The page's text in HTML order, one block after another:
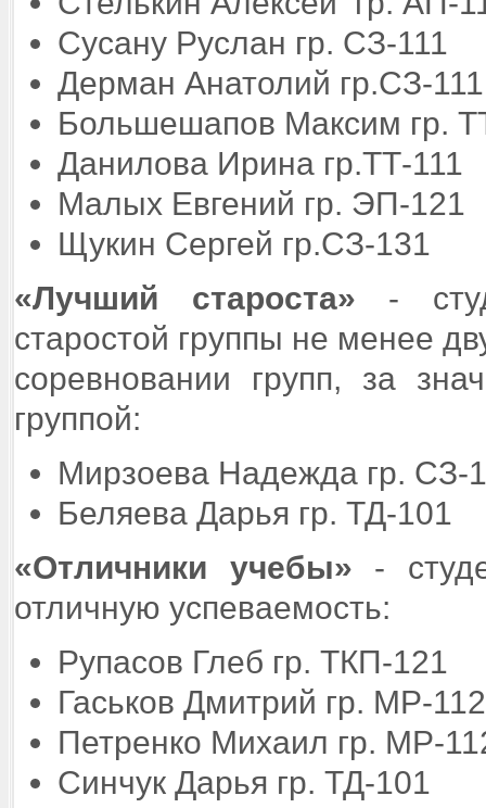
Сусану Руслан гр. СЗ-111
Дерман Анатолий гр.СЗ-111
Большешапов Максим гр.
Данилова Ирина гр.ТТ-111
Малых Евгений гр. ЭП-121
Щукин Сергей гр.СЗ-131
«Лучший староста» -
старостой группы не менее
соревновании групп, за
группой:
Мирзоева Надежда гр. СЗ-
Беляева Дарья гр. ТД-101
«Отличники учебы» -
отличную успеваемость:
Рупасов Глеб гр.
Гаськов Дмитрий гр. МР-112
Петренко Михаил гр. МР-
Синчук Дарья гр. ТД-101